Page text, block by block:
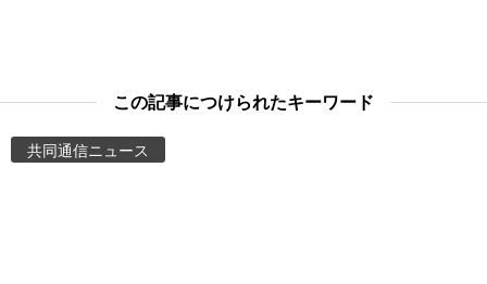
この記事につけられたキーワード
共同通信ニュース